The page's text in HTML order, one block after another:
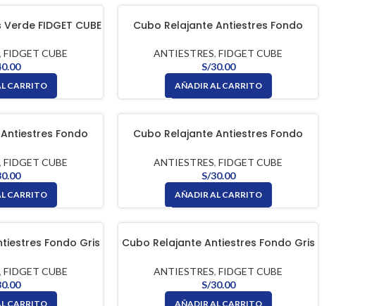
FIDGET CUBE
,FIDGET CUBE
CARRITO
Cubo Relajante Antiestres Fondo
CUBE
ANTIESTRES,FIDGET CUBE
S/30.00
AÑADIR AL CARRITO
Fondo
,FIDGET CUBE
CARRITO
Cubo Relajante Antiestres Fondo
CUBE
ANTIESTRES,FIDGET CUBE
S/30.00
AÑADIR AL CARRITO
Fondo Gris
,FIDGET CUBE
CARRITO
Cubo Relajante Antiestres Fondo Gris
CUBE
ANTIESTRES,FIDGET CUBE
S/30.00
AÑADIR AL CARRITO